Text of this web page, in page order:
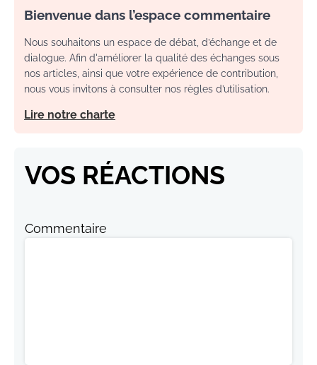
Bienvenue dans l’espace commentaire
Nous souhaitons un espace de débat, d’échange et de
dialogue. Afin d'améliorer la qualité des échanges sous
nos articles, ainsi que votre expérience de contribution,
nous vous invitons à consulter nos règles d’utilisation.
Lire notre charte
VOS RÉACTIONS
Commentaire